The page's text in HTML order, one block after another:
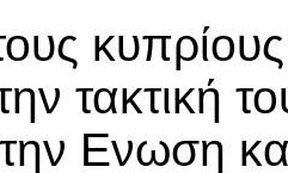
κυπρίους
τακτική
Ενωση